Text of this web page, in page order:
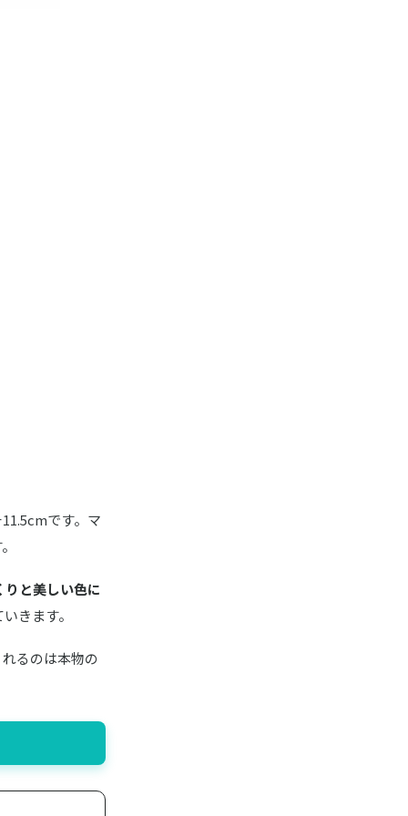
です。マ
と美しい色に
きます。
るのは本物の